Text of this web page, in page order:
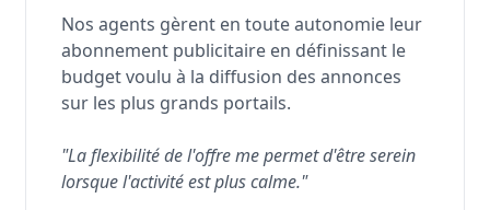
Nos agents gèrent en toute autonomie leur
abonnement publicitaire en définissant le
budget voulu à la diffusion des annonces
sur les plus grands portails.
"La flexibilité de l'offre me permet d'être serein
lorsque l'activité est plus calme."